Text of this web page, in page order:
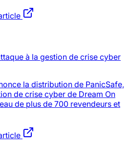
à la gestion de crise cyber
la distribution de PanicSafe,
de crise cyber de Dream On
de plus de 700 revendeurs et